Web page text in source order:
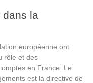
dans la
européenne ont
rôle et des
en France. Le
est la directive de